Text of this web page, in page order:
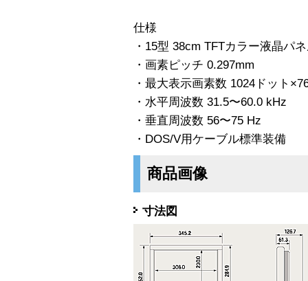
仕様
・15型 38cm TFTカラー液晶パ
・画素ピッチ 0.297mm
・最大表示画素数 1024ドット
・水平周波数 31.5〜60.0 kHz
・垂直周波数 56〜75 Hz
・DOS/V用ケーブル標準装備
商品画像
寸法図